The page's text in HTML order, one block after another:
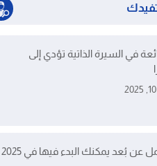
في السيرة الذاتية تؤدي إلى